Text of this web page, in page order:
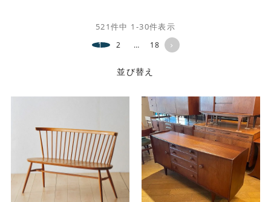
並び替え
521件中 1 -30件表示
1 2 … 18